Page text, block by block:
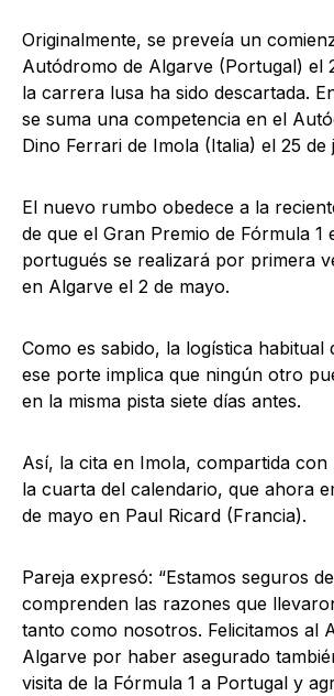
Originalmente, se preveía un
Autódromo de Algarve (Portugal) el
la carrera lusa ha sido descartada.
se suma una competencia en el
Dino Ferrari de Imola (Italia) el 25 de
El nuevo rumbo obedece a la
de que el Gran Premio de Fórmula 1
portugués se realizará por primera
en Algarve el 2 de mayo.
Como es sabido, la logística habitual
ese porte implica que ningún otro
en la misma pista siete días antes.
Así, la cita en Imola, compartida
la cuarta del calendario, que ahora
de mayo en Paul Ricard (Francia).
Pareja expresó: “Estamos seguros
comprenden las razones que
tanto como nosotros. Felicitamos al
Algarve por haber asegurado
visita de la Fórmula 1 a Portugal y